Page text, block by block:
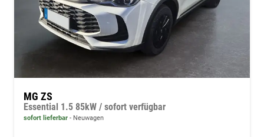
MG ZS
Essential 1.5 85kW / sofort verfügbar
sofort lieferbar Neuwagen